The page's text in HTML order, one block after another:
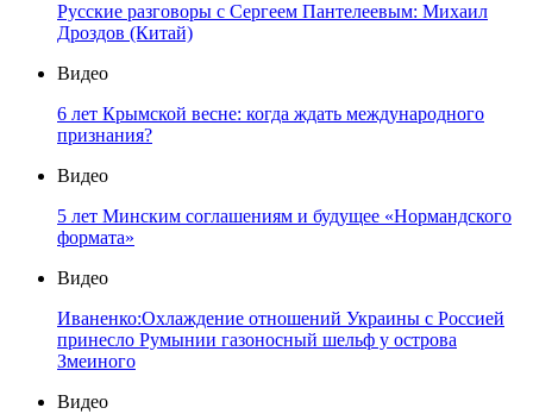
Русские разговоры с Сергеем Пантелеевым: Михаил
Дроздов (Китай)
Видео
6 лет Крымской весне: когда ждать международного
признания?
Видео
5 лет Минским соглашениям и будущее «Нормандского
формата»
Видео
Иваненко:Охлаждение отношений Украины с Россией
принесло Румынии газоносный шельф у острова
Змеиного
Видео